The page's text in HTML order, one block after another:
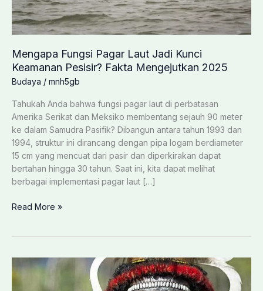
Mengapa Fungsi Pagar Laut Jadi Kunci
Keamanan Pesisir? Fakta Mengejutkan 2025
Budaya / mnh5gb
Tahukah Anda bahwa fungsi pagar laut di perbatasan
Amerika Serikat dan Meksiko membentang sejauh 90 meter
ke dalam Samudra Pasifik? Dibangun antara tahun 1993 dan
1994, struktur ini dirancang dengan pipa logam berdiameter
15 cm yang mencuat dari pasir dan diperkirakan dapat
bertahan hingga 30 tahun. Saat ini, kita dapat melihat
berbagai implementasi pagar laut […]
Mengapa
Jadi
Kunci
Keamanan
Read More »